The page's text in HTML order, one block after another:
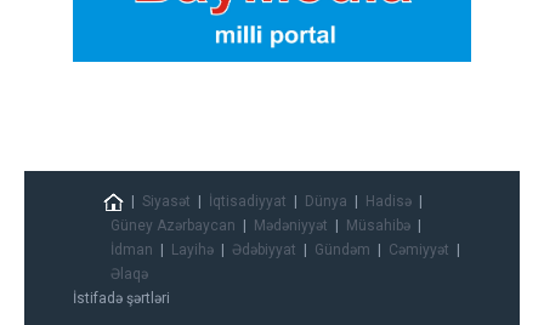
Siyasət İqtisadiyyat Dünya
Hadisə
Güney Azərbaycan
Mədəniyyət
Müsahibə
İdman
Layihə Ədəbiyyat Gündəm
Cəmiyyət
Əlaqə
İstifadə şərtləri